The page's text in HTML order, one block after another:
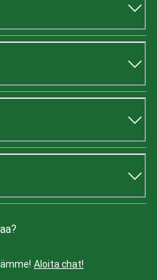
Aloita chat!